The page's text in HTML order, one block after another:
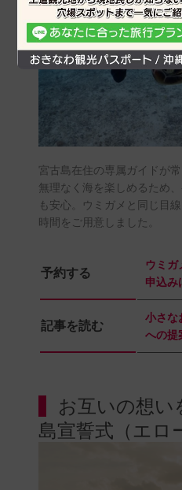
宮古島在住の専属ガイドが
無理なく海を楽しめるため
も安心。ウミガメと同じ目
時間をご用意しました。
予約する
ウミガ
申込み
記事を読む
小さな
への提
お互いの想い
島宣誓式（エロ